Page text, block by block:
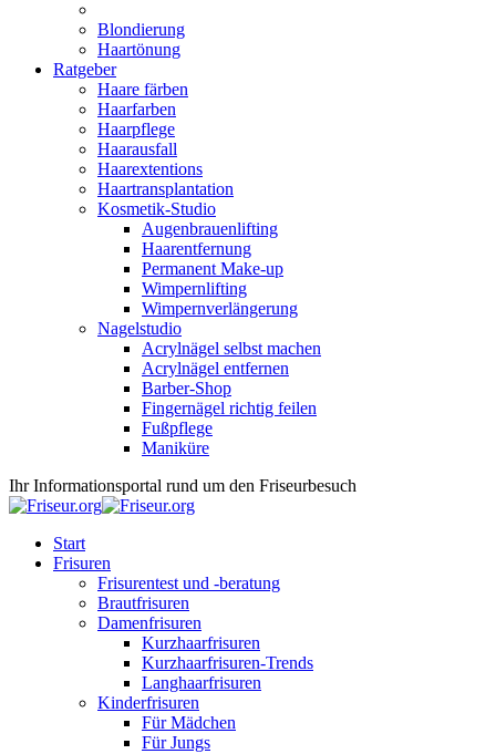
Blondierung
Haartönung
Ratgeber
Haare färben
Haarfarben
Haarpflege
Haarausfall
Haarextentions
Haartransplantation
Kosmetik-Studio
Augenbrauenlifting
Haarentfernung
Permanent Make-up
Wimpernlifting
Wimpernverlängerung
Nagelstudio
Acrylnägel selbst machen
Acrylnägel entfernen
Barber-Shop
Fingernägel richtig feilen
Fußpflege
Maniküre
Ihr Informationsportal rund um den Friseurbesuch
Start
Frisuren
Frisurentest und -beratung
Brautfrisuren
Damenfrisuren
Kurzhaarfrisuren
Kurzhaarfrisuren-Trends
Langhaarfrisuren
Kinderfrisuren
Für Mädchen
Für Jungs